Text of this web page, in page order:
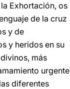
Exhortación, os
de la cruz
y de
y heridos en su
más
urgente
diferentes